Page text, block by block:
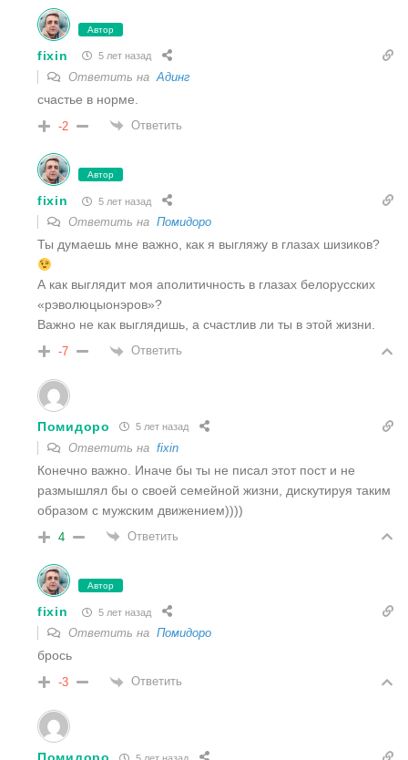
Автор
fixin 5 лет назад
Ответить на Адинг
счастье в норме.
-2 Ответить
Автор
fixin 5 лет назад
Ответить на Помидоро
Ты думаешь мне важно, как я выгляжу в глазах шизиков?
А как выглядит моя аполитичность в глазах белорусских
«рэволюцыонэров»?
Важно не как выглядишь, а счастлив ли ты в этой жизни.
-7 Ответить
Помидоро 5 лет назад
Ответить на fixin
Конечно важно. Иначе бы ты не писал этот пост и не
размышлял бы о своей семейной жизни, дискутируя таким
образом с мужским движением))))
4 Ответить
Автор
fixin 5 лет назад
Ответить на Помидоро
брось
-3 Ответить
5 лет назад